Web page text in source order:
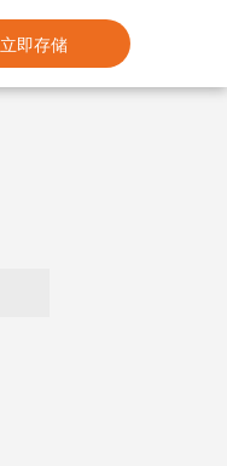
立即存储